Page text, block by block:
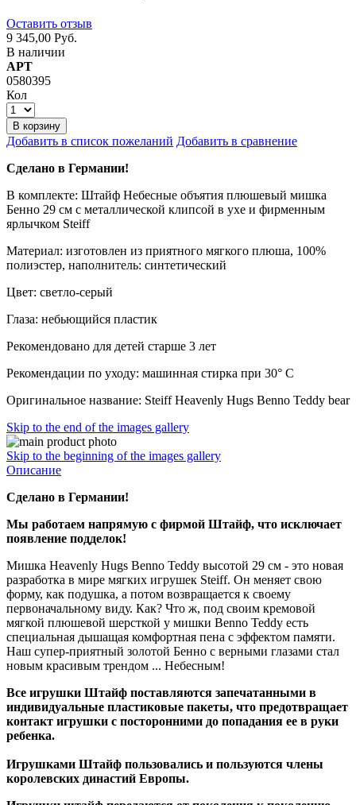
Оставить отзыв
9 345,00 Руб.
В наличии
АРТ
0580395
Кол
В корзину
Добавить в список пожеланий Добавить в сравнение
Сделано в Германии!
В комплекте: Штайф Небесные объятия плюшевый мишка
Бенно 29 см с металлической клипсой в ухе и фирменным
ярлычком Steiff
Материал: изготовлен из приятного мягкого плюша, 100%
полиэстер, наполнитель: синтетический
Цвет: светло-серый
Глаза: небьющийся пластик
Рекомендовано для детей старше 3 лет
Рекомендации по уходу: машинная стирка при 30° C
Оригинальное название: Steiff Heavenly Hugs Benno Teddy bear
Skip to the end of the images gallery
Skip to the beginning of the images gallery
Описание
Сделано в Германии!
Мы работаем напрямую с фирмой Штайф, что исключает
появление подделок!
Мишка Heavenly Hugs Benno Teddy высотой 29 см - это новая
разработка в мире мягких игрушек Steiff. Он меняет свою
форму, как подушка, а потом возвращается к своему
первоначальному виду. Как? Что ж, под своим кремовой
мягкой плюшевой шерсткой у мишки Benno Teddy есть
специальная дышащая комфортная пена с эффектом памяти.
Наш супер-приятный золотой Бенно с верными глазами стал
новым красивым трендом ... Небесным!
Все игрушки Штайф поставляются запечатанными в
индивидуальные пластиковые пакеты, что предотвращает
контакт игрушки с посторонними до попадания ее в руки
ребенка.
Игрушками Штайф пользовались и пользуются члены
королевских династий Европы.